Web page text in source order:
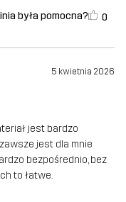
była pomocna? 0
5 kwietnia 2026
jest bardzo
jest dla mnie
bezpośrednio, bez
to łatwe.